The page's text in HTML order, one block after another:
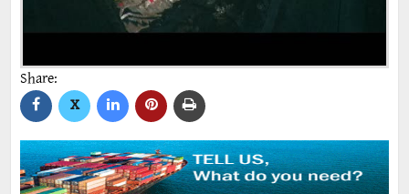
Share:
X